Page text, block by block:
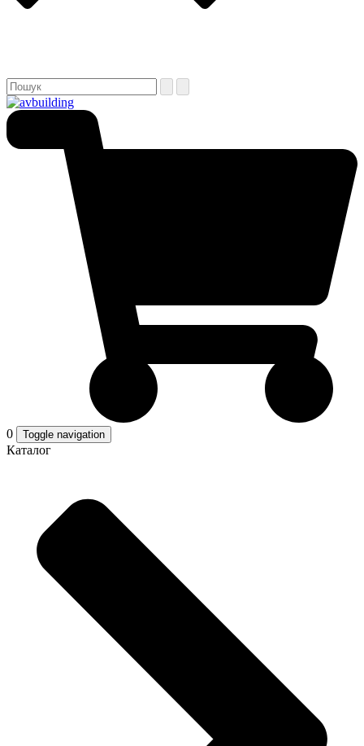
0 Toggle navigation
Каталог